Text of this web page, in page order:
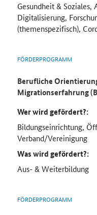
Gesundheit &
Digitalisierung,
(themenspezifisch),
FÖRDERPROGRAMM
Berufliche
Migrationserfahrung
Wer wird gefördert?:
Bildungseinrichtung,
Verband/Vereinigung
Was wird gefördert?:
Aus- & Weiterbildung
FÖRDERPROGRAMM